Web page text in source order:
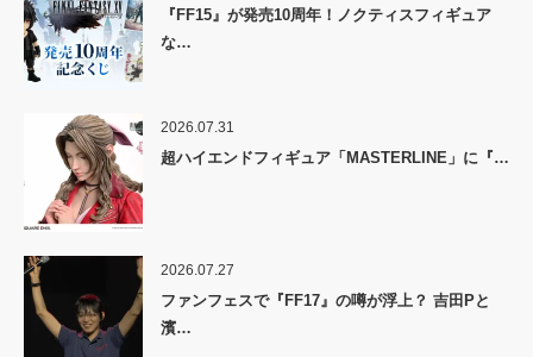
『FF15』が発売10周年！ノクティスフィギュア
な…
2026.07.31
超ハイエンドフィギュア「MASTERLINE」に『…
2026.07.27
ファンフェスで『FF17』の噂が浮上？ 吉田Pと
濱…